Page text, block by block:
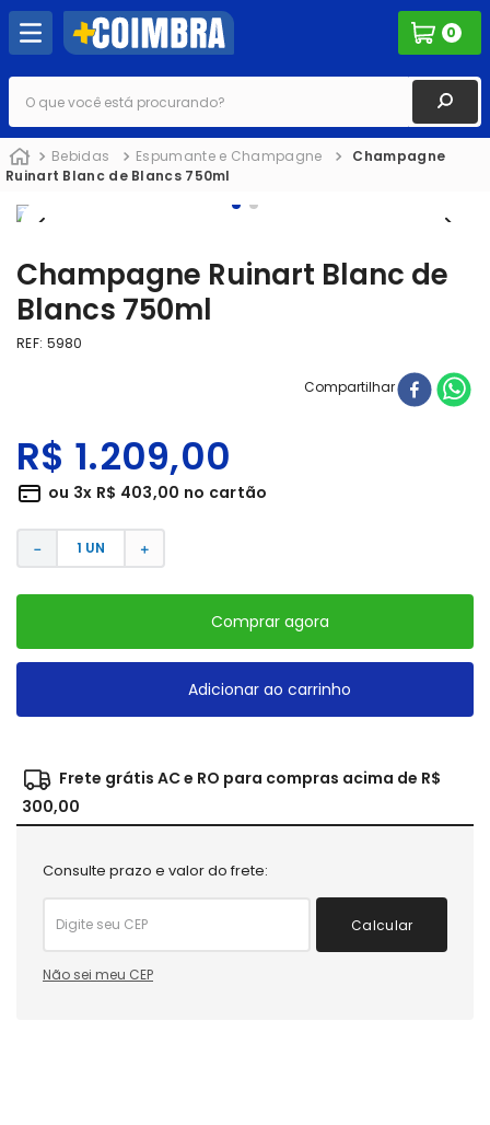
0
O que você está procurando?
Bebidas Espumante e Champagne
Champagne
Ruinart Blanc de Blancs 750ml
Champagne Ruinart Blanc de
Blancs 750ml
REF: 5980
Compartilhar
R$ 1.209,00
ou 3x R$ 403,00 no cartão
＋
－
Comprar agora
Adicionar ao carrinho
Frete grátis AC e RO para compras acima de R$
300,00
Consulte prazo e valor do frete:
Calcular
Não sei meu CEP